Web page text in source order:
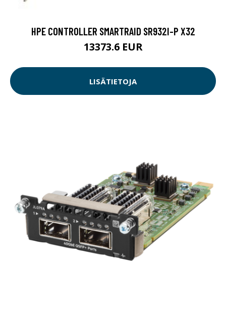
HPE CONTROLLER SMARTRAID SR932I-P X32
13373.6 EUR
LISÄTIETOJA